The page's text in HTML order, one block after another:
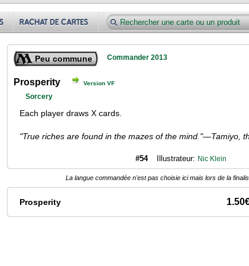
Peu commune Commander 2013
Prosperity Version VF
Sorcery
Each player draws X cards.
"True riches are found in the mazes of the mind."—Tamiyo,
#54 Illustrateur: Nic Klein
La langue commandée n'est pas choisie ici mais lors de la
Prosperity